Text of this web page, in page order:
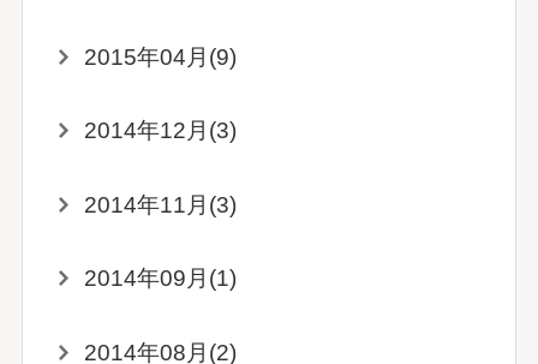
2015年04月(9)
2014年12月(3)
2014年11月(3)
2014年09月(1)
2014年08月(2)